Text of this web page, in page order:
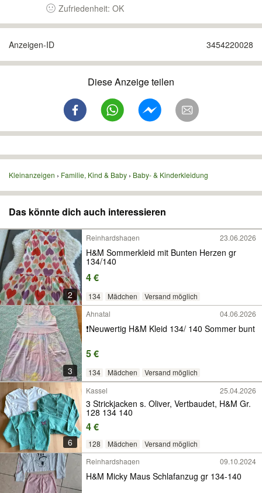
Zufriedenheit: OK
Anzeigen-ID 3454220028
Diese Anzeige teilen
Kleinanzeigen Familie, Kind & Baby Baby- & Kinderkleidung
Das könnte dich auch interessieren
2
Reinhardshagen 23.06.2026
H&M Sommerkleid mit Bunten Herzen gr
134/140
4 €
134 Mädchen Versand möglich
3
Ahnatal 04.06.2026
❗️Neuwertig H&M Kleid 134/ 140 Sommer bunt
5 €
134 Mädchen Versand möglich
6
Kassel 25.04.2026
3 Strickjacken s. Oliver, Vertbaudet, H&M Gr.
128 134 140
4 €
128 Mädchen Versand möglich
Reinhardshagen 09.10.2024
H&M Micky Maus Schlafanzug gr 134-140